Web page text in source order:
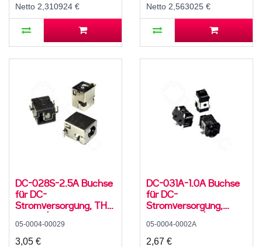
Netto 2,310924 €
Netto 2,563025 €
DC-028S-2.5A Buchse
für DC-
Stromversorgung, THT,
für 5,5 / 2,5 mm
Hohlstecker, 24 V, 5 A,
90°, -20..70 °C
05-0004-00029
3,05 €
DC-031A-1.0A Buchse
für DC-
Stromversorgung,
SMD, für 3,5 / 1,1 mm
Hohlstecker, 30 V, 500
mA, 90°, -20..70 °C
05-0004-0002A
2,67 €